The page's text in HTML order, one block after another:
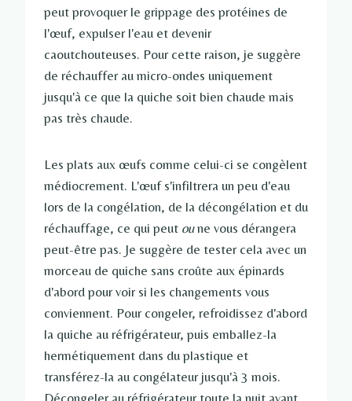
peut provoquer le grippage des protéines de
l'œuf, expulser l'eau et devenir
caoutchouteuses. Pour cette raison, je suggère
de réchauffer au micro-ondes uniquement
jusqu'à ce que la quiche soit bien chaude mais
pas très chaude.
Les plats aux œufs comme celui-ci se congèlent
médiocrement. L'œuf s'infiltrera un peu d'eau
lors de la congélation, de la décongélation et du
réchauffage, ce qui peut oune vous dérangera
peut-être pas. Je suggère de tester cela avec un
morceau de quiche sans croûte aux épinards
d'abord pour voir si les changements vous
conviennent. Pour congeler, refroidissez d'abord
la quiche au réfrigérateur, puis emballez-la
hermétiquement dans du plastique et
transférez-la au congélateur jusqu'à 3 mois.